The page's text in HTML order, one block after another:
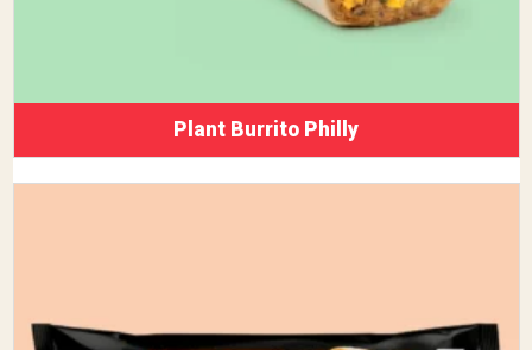
Plant Burrito Philly